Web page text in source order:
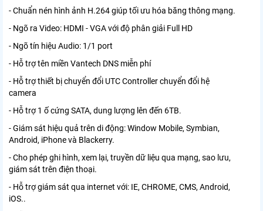
- Chuẩn nén hình ảnh H.264 giúp tối ưu hóa băng thông mạng.
- Ngõ ra Video: HDMI - VGA với độ phân giải Full HD
- Ngõ tín hiệu Audio: 1/1 port
- Hỗ trợ tên miền Vantech DNS miễn phí
- Hỗ trợ thiết bị chuyển đổi UTC Controller chuyển đổi hệ
camera
- Hỗ trợ 1 ố cứng SATA, dung lượng lên đến 6TB.
- Giám sát hiệu quả trên di động: Window Mobile, Symbian,
Android, iPhone và Blackerry.
- Cho phép ghi hình, xem lại, truyền dữ liệu qua mạng, sao lưu,
giám sát trên điện thoại.
- Hỗ trợ giám sát qua internet với: IE, CHROME, CMS, Android,
iOS..